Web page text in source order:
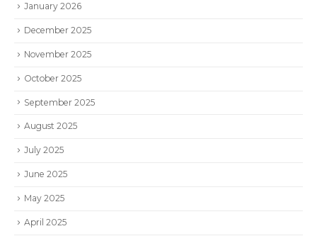
January 2026
December 2025
November 2025
October 2025
September 2025
August 2025
July 2025
June 2025
May 2025
April 2025